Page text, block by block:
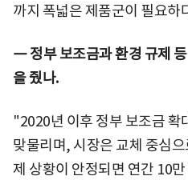
까지 폭넓은 제품군이 필요하
― 정부 보조금과 환경 규제
을 줬나.
"2020년 이후 정부 보조금 확
맞물리며, 시장은 교체 중심
제 상황이 안정되면 연간 10